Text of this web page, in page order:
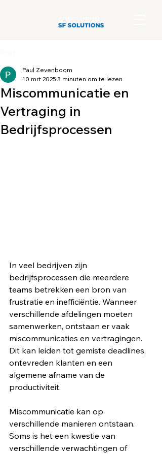
Miscommunicatie en
Vertraging in
Bedrijfsprocessen
Paul Zevenboom
10 mrt 2025 3 minuten om te lezen
In veel bedrijven zijn
bedrijfsprocessen die meerdere
teams betrekken een bron van
frustratie en inefficiëntie. Wanneer
verschillende afdelingen moeten
samenwerken, ontstaan er vaak
miscommunicaties en vertragingen.
Dit kan leiden tot gemiste deadlines,
ontevreden klanten en een
algemene afname van de
productiviteit.
Miscommunicatie kan op
verschillende manieren ontstaan.
Soms is het een kwestie van
verschillende verwachtingen of